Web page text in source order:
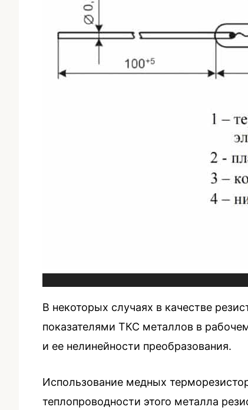
В некоторых случаях в качестве
показателями ТКС металлов в
и ее нелинейности преобразования.
Использование медных
теплопроводности этого металла